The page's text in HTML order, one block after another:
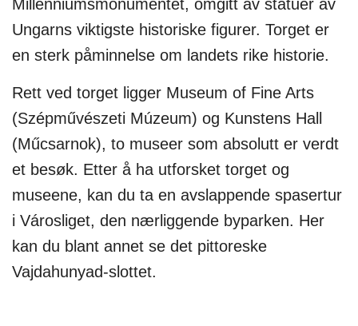
Millenniumsmonumentet, omgitt av statuer av
Ungarns viktigste historiske figurer. Torget er
en sterk påminnelse om landets rike historie.
Rett ved torget ligger Museum of Fine Arts
(Szépművészeti Múzeum) og Kunstens Hall
(Műcsarnok), to museer som absolutt er verdt
et besøk. Etter å ha utforsket torget og
museene, kan du ta en avslappende spasertur
i Városliget, den nærliggende byparken. Her
kan du blant annet se det pittoreske
Vajdahunyad-slottet.